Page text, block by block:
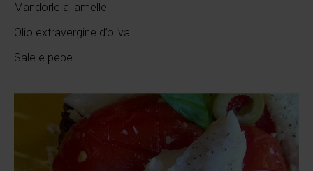
Mandorle a lamelle
Olio extravergine d’oliva
Sale e pepe